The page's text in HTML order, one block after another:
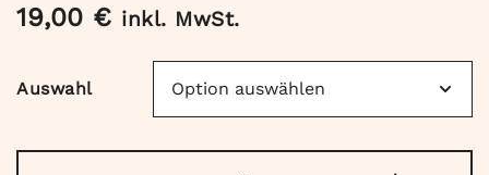
19,00 € inkl. MwSt.
Auswahl